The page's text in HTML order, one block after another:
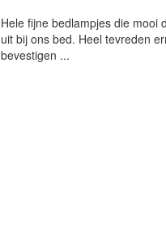
Hele fijne bedlampjes die mooi
uit bij ons bed. Heel tevreden
bevestigen ...